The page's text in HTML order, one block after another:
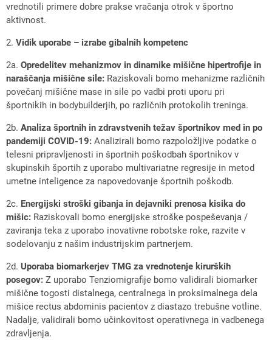
vrednotili primere dobre prakse vračanja otrok v športno
aktivnost.
2. Vidik uporabe – izrabe gibalnih kompetenc
2a. Opredelitev mehanizmov in dinamike mišične hipertrofije in
naraščanja mišične sile: Raziskovali bomo mehanizme različnih
povečanj mišične mase in sile po vadbi proti uporu pri
športnikih in bodybuilderjih, po različnih protokolih treninga.
2b. Analiza športnih in zdravstvenih težav športnikov med in po
pandemiji COVID-19: Analizirali bomo razpoložljive podatke o
telesni pripravljenosti in športnih poškodbah športnikov v
skupinskih športih z uporabo multivariatne regresije in metod
umetne inteligence za napovedovanje športnih poškodb.
2c. Energijski stroški gibanja in dejavniki prenosa kisika do
mišic: Raziskovali bomo energijske stroške pospeševanja /
zaviranja teka z uporabo inovativne robotske roke, razvite v
sodelovanju z našim industrijskim partnerjem.
2d. Uporaba biomarkerjev TMG za vrednotenje kirurških
posegov: Z uporabo Tenziomigrafije bomo validirali biomarker
mišične togosti distalnega, centralnega in proksimalnega dela
mišice rectus abdominis pacientov z diastazo trebušne votline.
Nadalje, validirali bomo učinkovitost operativnega in vadbenega
zdravljenja.